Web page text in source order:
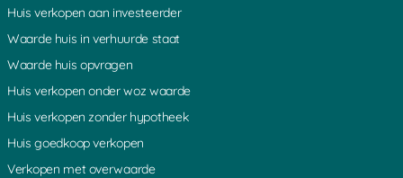
Huis verkopen aan investeerder
Waarde huis in verhuurde staat
Waarde huis opvragen
Huis verkopen onder woz waarde
Huis verkopen zonder hypotheek
Huis goedkoop verkopen
Verkopen met overwaarde